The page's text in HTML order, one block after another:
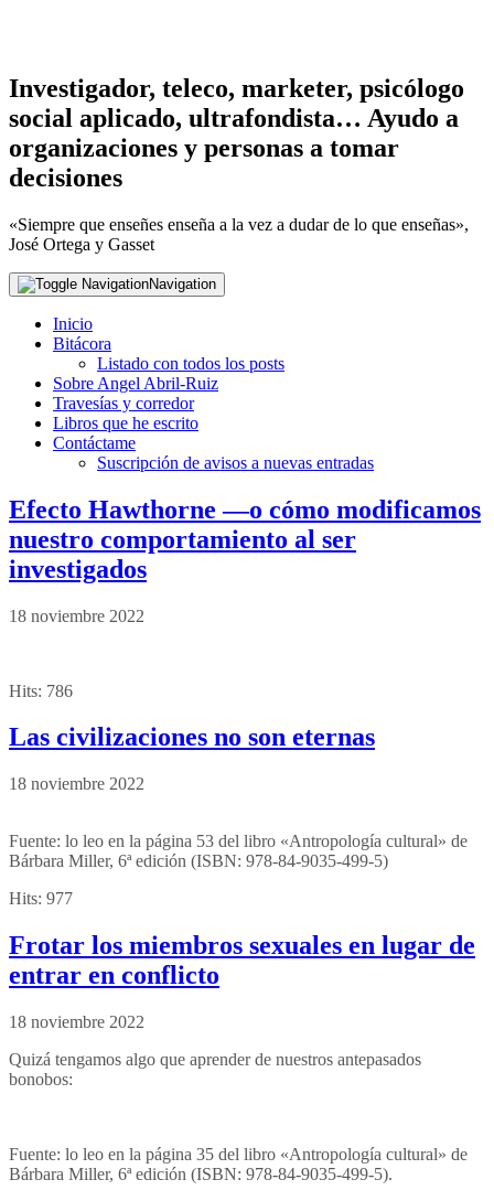
Investigador, teleco, marketer, psicólogo
social aplicado, ultrafondista… Ayudo a
organizaciones y personas a tomar
decisiones
«Siempre que enseñes enseña a la vez a dudar de lo que enseñas»,
José Ortega y Gasset
Navigation
Inicio
Bitácora
Listado con todos los posts
Sobre Angel Abril-Ruiz
Travesías y corredor
Libros que he escrito
Contáctame
Suscripción de avisos a nuevas entradas
Efecto Hawthorne —o cómo modificamos
nuestro comportamiento al ser
investigados
18 noviembre 2022
Hits: 786
Las civilizaciones no son eternas
18 noviembre 2022
Fuente: lo leo en la página 53 del libro «Antropología cultural» de
Bárbara Miller, 6ª edición (ISBN: 978-84-9035-499-5)
Hits: 977
Frotar los miembros sexuales en lugar de
entrar en conflicto
18 noviembre 2022
Quizá tengamos algo que aprender de nuestros antepasados
bonobos:
Fuente: lo leo en la página 35 del libro «Antropología cultural» de
Bárbara Miller, 6ª edición (ISBN: 978-84-9035-499-5).